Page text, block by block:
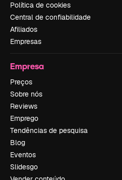
Política de cookies
Central de confiabilidade
Afiliados
Empresas
Empresa
Preços
Sobre nós
Reviews
Emprego
Tendências de pesquisa
Blog
Eventos
Slidesgo